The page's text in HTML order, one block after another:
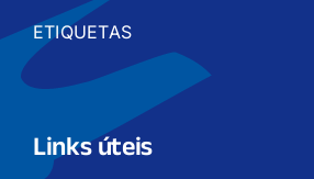
ETIQUETAS
Links úteis